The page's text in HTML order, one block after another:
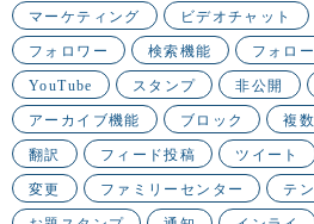
マーケティング ビデオチャット
フォロワー 検索機能 フォロ
YouTube スタンプ 非公開
アーカイブ機能 ブロック 複
翻訳 フィード投稿 ツイート
変更 ファミリーセンター テ